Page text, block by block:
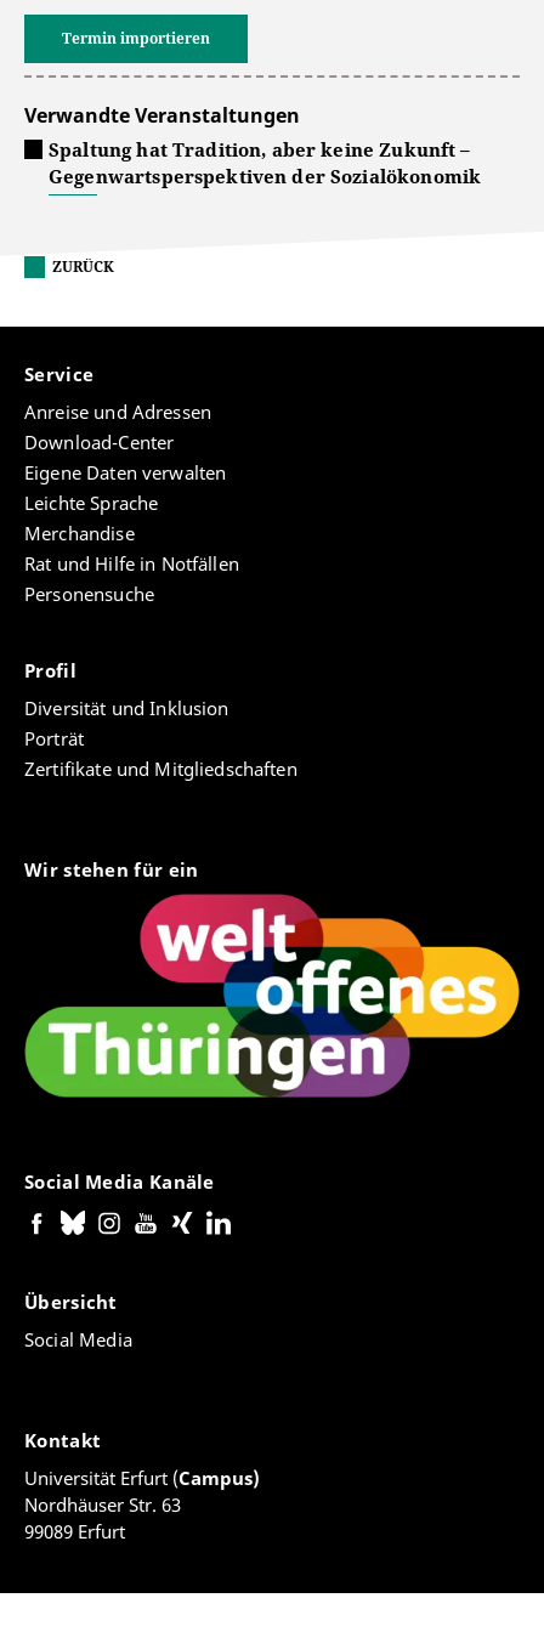
Termin importieren
Verwandte Veranstaltungen
Spaltung hat Tradition, aber keine Zukunft –
Gegenwartsperspektiven der Sozialökonomik
ZURÜCK
Service
Anreise und Adressen
Download-Center
Eigene Daten verwalten
Leichte Sprache
Merchandise
Rat und Hilfe in Notfällen
Personensuche
Profil
Diversität und Inklusion
Porträt
Zertifikate und Mitgliedschaften
Wir stehen für ein
Social Media Kanäle
Übersicht
Social Media
Kontakt
Universität Erfurt (Campus)
Nordhäuser Str. 63
99089 Erfurt